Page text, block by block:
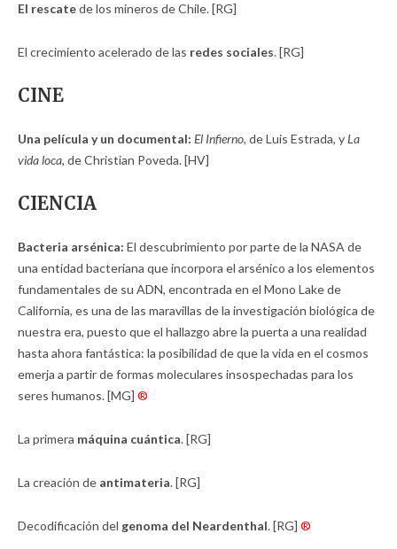
El rescatede los mineros de Chile. [RG]
El crecimiento acelerado de las redes sociales. [RG]
CINE
Una película y un documental: El Infierno, de Luis Estrada, yLa
vida loca, de Christian Poveda. [HV]
CIENCIA
Bacteria arsénica: El descubrimiento por parte de la NASA de
una entidad bacteriana que incorpora el arsénico a los elementos
fundamentales de su ADN, encontrada en el Mono Lake de
California, es una de las maravillas de la investigación biológica de
nuestra era, puesto que el hallazgo abre la puerta a una realidad
hasta ahora fantástica: la posibilidad de que la vida en el cosmos
emerja a partir de formas moleculares insospechadas para los
seres humanos. [MG] ®
La primera máquina cuántica. [RG]
La creación de antimateria. [RG]
Decodificación del genoma del Neardenthal. [RG] ®